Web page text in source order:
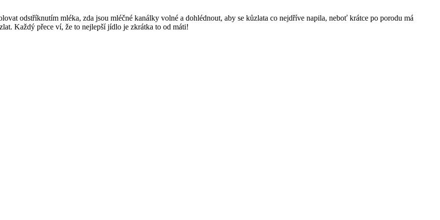
odstříknutím mléka, zda jsou mléčné kanálky volné a dohlédnout, aby se kůzlata co nejdříve napila, neboť krátce po porodu má
Každý přece ví, že to nejlepší jídlo je zkrátka to od máti!